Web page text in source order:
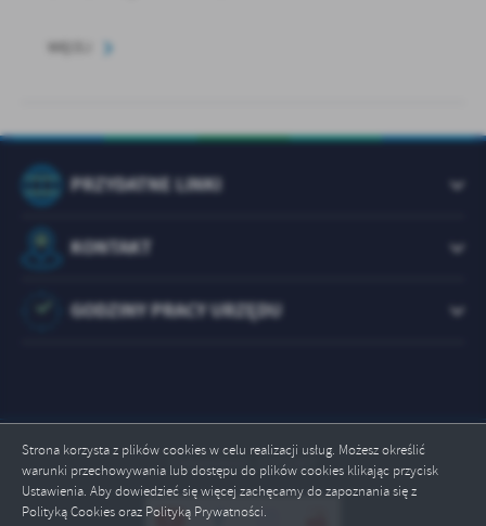
Strona korzysta z plików cookies w celu realizacji usług. Możesz określić
warunki przechowywania lub dostępu do plików cookies klikając przycisk
Ustawienia. Aby dowiedzieć się więcej zachęcamy do zapoznania się z
Polityką Cookies oraz Polityką Prywatności.
PRZYDATNE LINKI
KONTAKT
GODZINY PRACY URZĘDU
Odwiedzin: 1073267